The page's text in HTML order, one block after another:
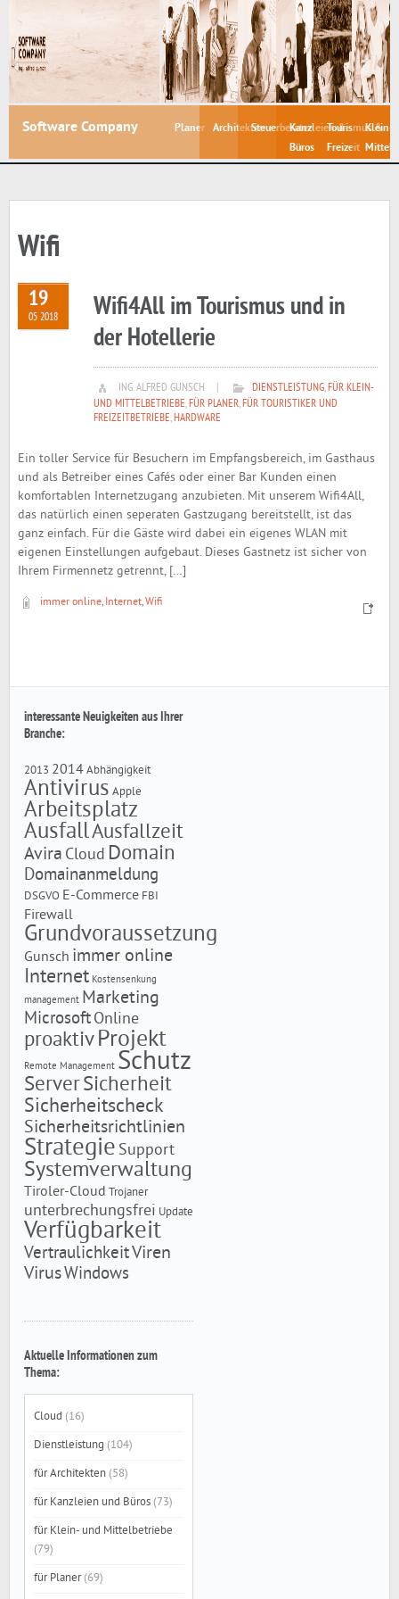
Software Company Planer ArchitektenSteuerberaterKanzleien &
Büros
Tourismus &
Freizeit
Klein-
Wifi
19
05 2018
Wifi4All im Tourismus und in
der Hotellerie
ING. ALFRED GUNSCH DIENSTLEISTUNG,FÜR KLEIN-
UND MITTELBETRIEBE,FÜR PLANER,FÜR TOURISTIKER UND
FREIZEITBETRIEBE,HARDWARE
Ein toller Service für Besuchern im Empfangsbereich, im Gasthaus
und als Betreiber eines Cafés oder einer Bar Kunden einen
komfortablen Internetzugang anzubieten. Mit unserem Wifi4All,
das natürlich einen seperaten Gastzugang bereitstellt, ist das
ganz einfach. Für die Gäste wird dabei ein eigenes WLAN mit
eigenen Einstellungen aufgebaut. Dieses Gastnetz ist sicher von
Ihrem Firmennetz getrennt, […]
immer online, Internet,Wifi
interessante Neuigkeiten aus Ihrer
Branche:
2013 2014 Abhängigkeit
Antivirus Apple
Arbeitsplatz
AusfallAusfallzeit
Avira Cloud Domain
Domainanmeldung
DSGVO E-Commerce FBI
Firewall
Grundvoraussetzung
Gunsch immer online
Internet Kostensenkung
management Marketing
Microsoft Online
proaktivProjekt
Remote Management Schutz
ServerSicherheit
Sicherheitscheck
Sicherheitsrichtlinien
Strategie Support
Systemverwaltung
Tiroler-Cloud Trojaner
unterbrechungsfrei Update
Verfügbarkeit
VertraulichkeitViren
VirusWindows
Aktuelle Informationen zum
Thema:
Cloud (16)
Dienstleistung (104)
für Architekten(58)
für Kanzleien und Büros(73)
für Klein- und Mittelbetriebe
(79)
für Planer(69)